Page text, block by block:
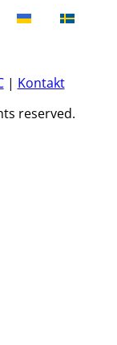
| Kontakt
reserved.